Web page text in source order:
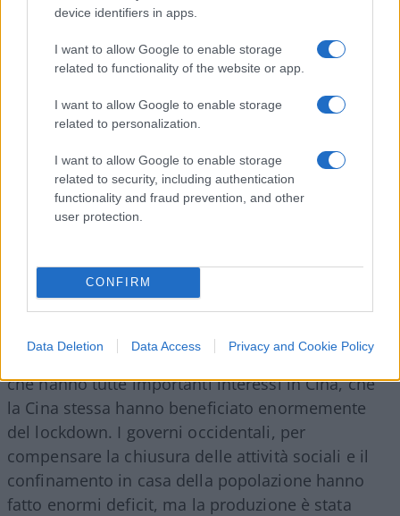
device identifiers in apps.
I want to allow Google to enable storage
related to functionality of the website or app.
I want to allow Google to enable storage
related to personalization.
I want to allow Google to enable storage
related to security, including authentication
functionality and fraud prevention, and other
user protection.
CONFIRM
Data Deletion Data Access Privacy and Cookie Policy
adottato a Wuhan. L’Italia è stata la prima a farsi
convincere a farlo in stile Wuhan e poi con il suo
esempio la Spagna, Francia, Uk e Usa.
aprile eha detto che non aveva più decessi
motivo è che, se si guarda le statistiche di Wuhan
in alcuni studi pubblicati, non mostravano mai
Evidentemente chi aveva più di 80 anni e moriva
non veniva mai classificato come Covid. Anche in
Italia, se si escludessero dal conto dei morti Covid
quelli sopra gli 80 anni, il fenomeno Covid si
ridurrebbe del 90%. Sia le grandi multinazionali,
che hanno tutte importanti interessi in Cina, che
la Cina stessa hanno beneficiato enormemente
del lockdown. I governi occidentali, per
compensare la chiusura delle attività sociali e il
confinamento in casa della popolazione hanno
fatto enormi deficit, ma la produzione è stata